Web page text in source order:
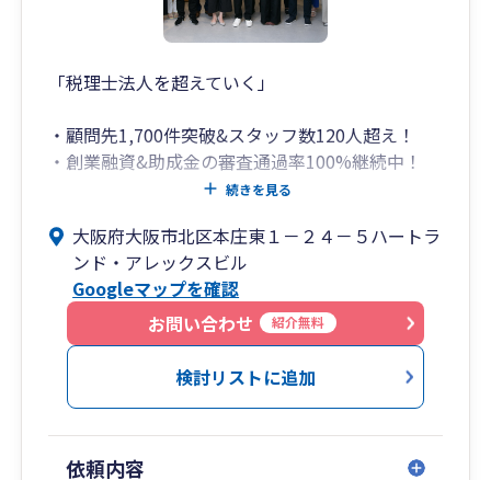
「税理士法人を超えていく」
・顧問先1,700件突破&スタッフ数120人超え！
・創業融資&助成金の審査通過率100%継続中！
（社会保険労務士法人併設）
無料！（登記は司法書士が行います）
・弥生会計の全サービス&ソフトに精通！（freee
も全体のわずか数%しかいない五つ星認定アドバ
・スタートアップの創業支援から売上数百億円規
模の大企業の事業承継まで対応可能！
続きを見る
大阪府大阪市北区本庄東１－２４－５ハートラ
ンド・アレックスビル
Googleマップを確認
お問い合わせ
紹介無料
検討リストに追加
依頼内容